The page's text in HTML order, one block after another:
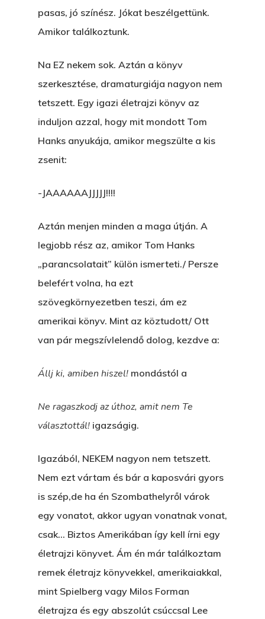
pasas, jó színész. Jókat beszélgettünk.
Amikor találkoztunk.
Na EZ nekem sok. Aztán a könyv
szerkesztése, dramaturgiája nagyon nem
tetszett. Egy igazi életrajzi könyv az
induljon azzal, hogy mit mondott Tom
Hanks anyukája, amikor megszülte a kis
zsenit:
-JAAAAAAJJJJJ!!!!
Aztán menjen minden a maga útján. A
legjobb rész az, amikor Tom Hanks
„parancsolatait” külön ismerteti./ Persze
belefért volna, ha ezt
szövegkörnyezetben teszi, ám ez
amerikai könyv. Mint az köztudott/ Ott
van pár megszívlelendő dolog, kezdve a:
Állj ki, amiben hiszel! mondástól a
Ne ragaszkodj az úthoz, amit nem Te
választottál! igazságig.
Igazából, NEKEM nagyon nem tetszett.
Nem ezt vártam és bár a kaposvári gyors
is szép,de ha én Szombathelyről várok
egy vonatot, akkor ugyan vonatnak vonat,
csak… Biztos Amerikában így kell írni egy
életrajzi könyvet. Ám én már találkoztam
remek életrajz könyvekkel, amerikaiakkal,
mint Spielberg vagy Milos Forman
életrajza és egy abszolút csúccsal Lee